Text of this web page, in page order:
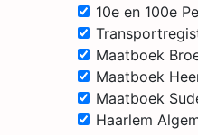
10e en 100e
Maatboek
Maatboek
Maatboek
Haarlem